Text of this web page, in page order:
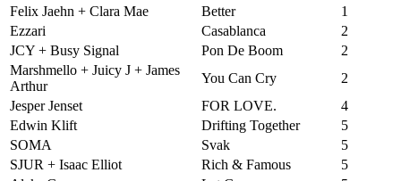
Felix Jaehn + Clara Mae
Better
1
Ezzari
Casablanca
2
JCY + Busy Signal
Pon De Boom
2
Marshmello + Juicy J + James
Arthur
You Can Cry
2
Jesper Jenset
FOR LOVE.
4
Edwin Klift
Drifting Together
5
SOMA
Svak
5
SJUR + Isaac Elliot
Rich & Famous
5